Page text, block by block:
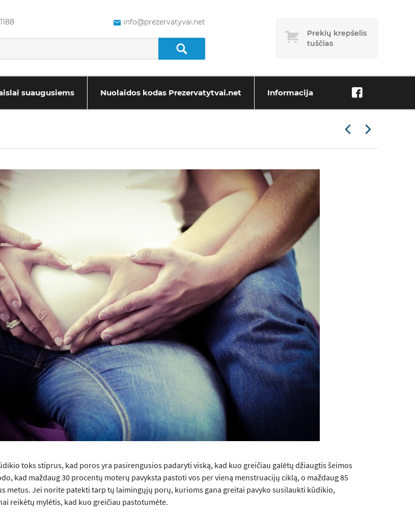
info@prezervatyvai.net
Prekių krepšelis
tuščias
suaugusiems Nuolaidos kodas Prezervatytvai.net Informacija
toks stiprus, kad poros yra pasirengusios padaryti viską, kad kuo greičiau galėtų džiaugtis šeimos
kad maždaug 30 procentų moterų pavyksta pastoti vos per vieną menstruacijų ciklą, o maždaug 85
metus. Jei norite patekti tarp tų laimingųjų porų, kurioms gana greitai pavyko susilaukti kūdikio,
reikėtų mylėtis, kad kuo greičiau pastotumėte.